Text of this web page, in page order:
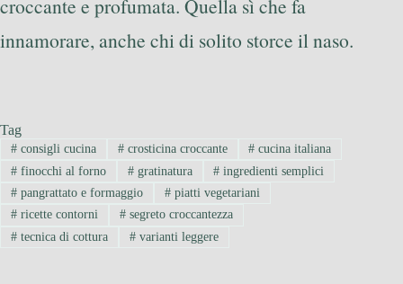
croccante e profumata. Quella sì che fa
innamorare, anche chi di solito storce il naso.
Tag
#consigli cucina #crosticina croccante # cucina italiana
#finocchi al forno #gratinatura # ingredienti semplici
#pangrattato e formaggio #piatti vegetariani
#ricette contorni #segreto croccantezza
#tecnica di cottura #varianti leggere